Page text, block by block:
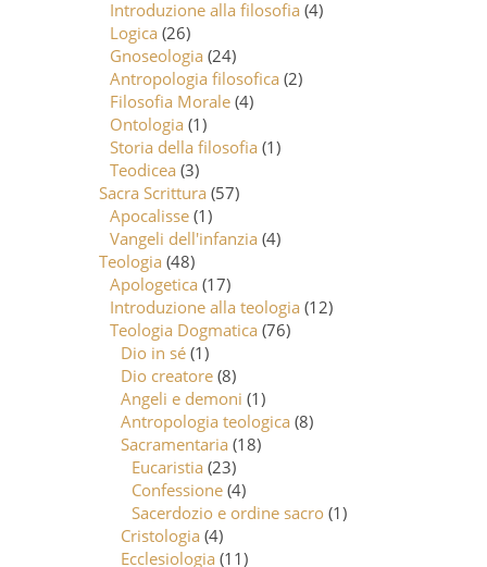
Introduzione alla filosofia (4)
Logica (26)
Gnoseologia (24)
Antropologia filosofica (2)
Filosofia Morale (4)
Ontologia (1)
Storia della filosofia (1)
Teodicea (3)
Sacra Scrittura (57)
Apocalisse (1)
Vangeli dell'infanzia (4)
Teologia (48)
Apologetica (17)
Introduzione alla teologia (12)
Teologia Dogmatica (76)
Dio in sé (1)
Dio creatore (8)
Angeli e demoni (1)
Antropologia teologica (8)
Sacramentaria (18)
Eucaristia (23)
Confessione (4)
Sacerdozio e ordine sacro (1)
Cristologia (4)
Ecclesiologia (11)